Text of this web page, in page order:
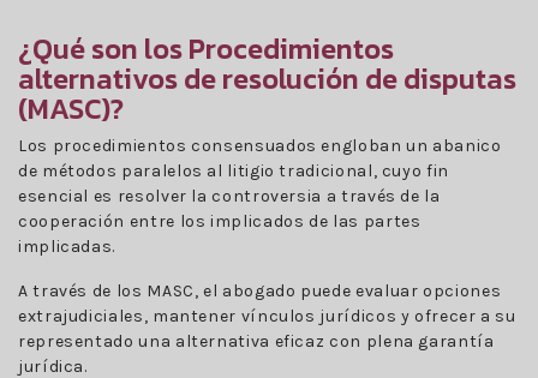
¿Qué son los Procedimientos
alternativos de resolución de disputas
(MASC)?
Los procedimientos consensuados engloban un abanico
de métodos paralelos al litigio tradicional, cuyo fin
esencial es resolver la controversia a través de la
cooperación entre los implicados de las partes
implicadas.
A través de los MASC, el abogado puede evaluar opciones
extrajudiciales, mantener vínculos jurídicos y ofrecer a su
representado una alternativa eficaz con plena garantía
jurídica.